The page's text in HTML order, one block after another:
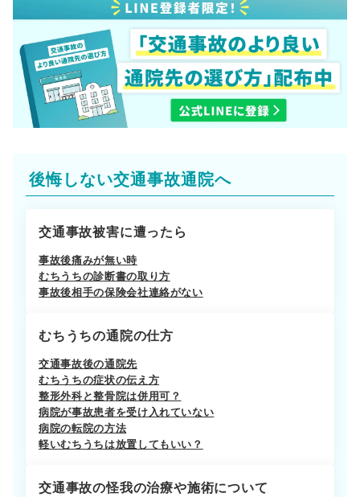
後悔しない交通事故通院へ
交通事故被害に遭ったら
事故後痛みが無い時
むちうちの診断書の取り方
事故後相手の保険会社連絡がない
むちうちの通院の仕方
交通事故後の通院先
むちうちの症状の伝え方
整形外科と整骨院は併用可？
病院が事故患者を受け入れていない
病院の転院の方法
軽いむちうちは放置してもいい？
交通事故の怪我の治療や施術について